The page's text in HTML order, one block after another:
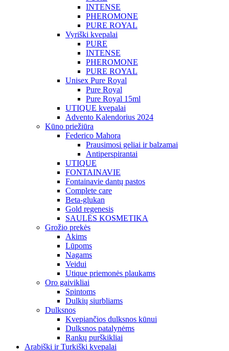
INTENSE
PHEROMONE
PURE ROYAL
Vyriški kvepalai
PURE
INTENSE
PHEROMONE
PURE ROYAL
Unisex Pure Royal
Pure Royal
Pure Royal 15ml
UTIQUE kvepalai
Advento Kalendorius 2024
Kūno priežiūra
Federico Mahora
Prausimosi geliai ir balzamai
Antiperspirantai
UTIQUE
FONTAINAVIE
Fontainavie dantų pastos
Complete care
Beta-glukan
Gold regenesis
SAULĖS KOSMETIKA
Grožio prekės
Akims
Lūpoms
Nagams
Veidui
Utique priemonės plaukams
Oro gaivikliai
Spintoms
Dulkių siurbliams
Dulksnos
Kvepiančios dulksnos kūnui
Dulksnos patalynėms
Rankų purškikliai
Arabiški ir Turkiški kvepalai